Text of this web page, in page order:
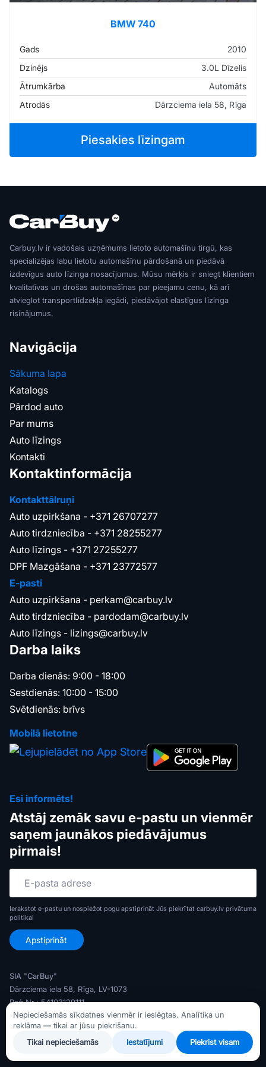
BMW 740
Gads
2010
Dzinējs
3.0L Dīzelis
Ātrumkārba
Automāts
Atrodās
Dārzciema iela 58, Rīga
Piesakies līzingam
Carbuy.lv ir vadošais uzņēmums lietoto automašīnu tirgū, kas
specializējas labu lietotu automašīnu pārdošanā un piedāvā
izdevīgus auto līzinga nosacījumus. Mūsu mērķis ir sniegt klientiem
kvalitatīvas un drošas automašīnas par pieejamu cenu, kā arī
atvieglot transportlīdzekļa iegādi, piedāvājot elastīgus līzinga
risinājumus.
Navigācija
Sākuma lapa
Katalogs
Pārdod auto
Par mums
Auto līzings
Kontakti
Kontaktinformācija
Kontakttālruņi
Auto uzpirkšana - +371 26707277
Auto tirdzniecība - +371 28255277
Auto līzings - +371 27255277
DPF Mazgāšana - +371 23772577
E-pasti
Auto uzpirkšana - perkam@carbuy.lv
Auto tirdzniecība - pardodam@carbuy.lv
Auto līzings - lizings@carbuy.lv
Darba laiks
Darba dienās: 9:00 - 18:00
Sestdienās: 10:00 - 15:00
Svētdienās: brīvs
Mobilā lietotne
Esi informēts!
Atstāj zemāk savu e-pastu un vienmēr
saņem jaunākos piedāvājumus
pirmais!
Ierakstot e-pastu un nospiežot pogu apstiprināt Jūs piekrītat carbuy.lv privātuma
politikai
SIA "CarBuy"
Dārzciema iela 58, Rīga, LV-1073
Reģ Nr.: 54103129111
PVN Nr.: LV54103129111
Banka: AS Swedbank
Nepieciešamās sīkdatnes vienmēr ir ieslēgtas. Analītika un
reklāma — tikai ar jūsu piekrišanu.
Tikai nepieciešamās
Iestatījumi Piekrist visam